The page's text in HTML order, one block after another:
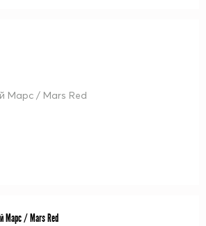
Марс / Mars Red
Марс / Mars Red